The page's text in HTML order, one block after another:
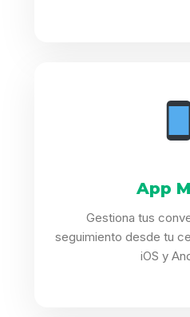
App
Gestiona tus
seguimiento desde tu
iOS y